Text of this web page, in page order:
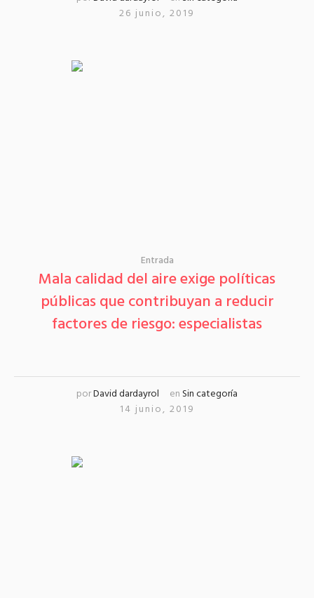
26 junio, 2019
Entrada
Mala calidad del aire exige políticas
públicas que contribuyan a reducir
factores de riesgo: especialistas
porDavid dardayrol en Sin categoría
14 junio, 2019